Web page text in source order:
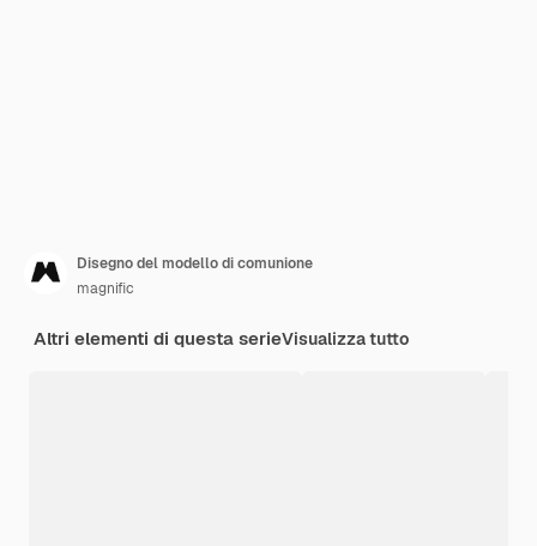
Disegno del modello di comunione
magnific
Altri elementi di questa serieVisualizza tutto